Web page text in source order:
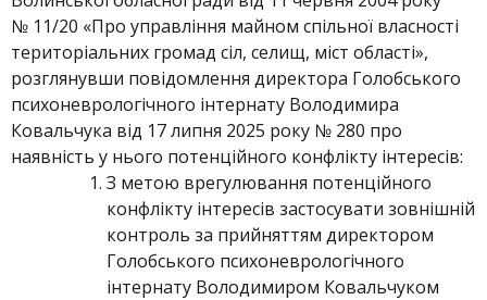
№ 11/20 «Про управління майном спільної власності
територіальних громад сіл, селищ, міст області»,
розглянувши повідомлення директора Голобського
психоневрологічного інтернату Володимира
Ковальчука від 17 липня 2025 року № 280 про
наявність у нього потенційного конфлікту інтересів:
З метою врегулювання потенційного
конфлікту інтересів застосувати зовнішній
контроль за прийняттям директором
Голобського психоневрологічного
інтернату Володимиром Ковальчуком